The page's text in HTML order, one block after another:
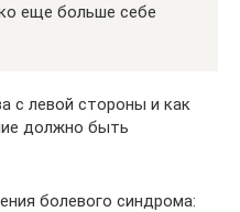
еще больше себе
с левой стороны и как
должно быть
болевого синдрома: